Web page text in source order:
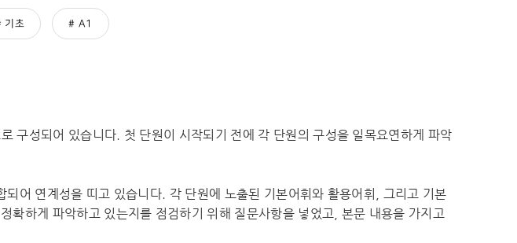
기초 A1
구성되어 있습니다. 첫 단원이 시작되기 전에 각 단원의 구성을 일목요연하게 파악
어 연계성을 띠고 있습니다. 각 단원에 노출된 기본어휘와 활용어휘, 그리고 기본
하게 파악하고 있는지를 점검하기 위해 질문사항을 넣었고, 본문 내용을 가지고